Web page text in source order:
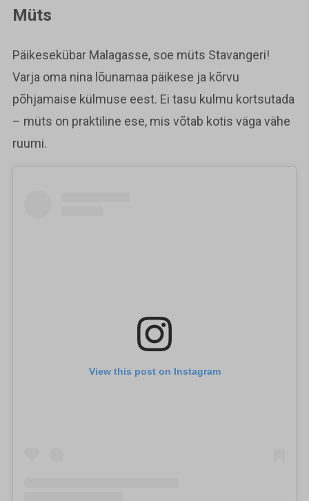
Müts
Päikesekübar Malagasse, soe müts Stavangeri!
Varja oma nina lõunamaa päikese ja kõrvu
põhjamaise külmuse eest. Ei tasu kulmu kortsutada
– müts on praktiline ese, mis võtab kotis väga vähe
ruumi.
View this post on Instagram